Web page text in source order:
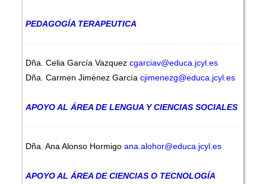
PEDAGOGÍA TERAPEUTICA
Dña. Celia García Vazquez cgarciav@educa.jcyl.es
Dña. Carmen Jiménez García cjimenezg@educa.jcyl.es
APOYO AL ÁREA DE LENGUA Y CIENCIAS SOCIALES
Dña. Ana Alonso Hormigo ana.alohor@educa.jcyl.es
APOYO AL ÁREA DE CIENCIAS O TECNOLOGÍA